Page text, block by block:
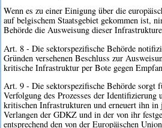
Wenn es zu einer Einigung über die
auf belgischem Staatsgebiet gekommen ist,
Behörde die Ausweisung dieser
Art. 8 - Die sektorspezifische Behörde
Gründen versehenen Beschluss zur
kritische Infrastruktur per Bote gegen
Art. 9 - Die sektorspezifische Behörde sorgt
Verfolgung des Prozesses der Identifizierung
kritischen Infrastrukturen und erneuert ihn in
Verlangen der GDKZ und in der von ihr
entsprechend den von der Europäischen